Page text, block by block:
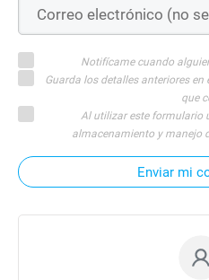
Notifícame cuando
Guarda los detalles anteriores
que
Al utilizar este formulario
almacenamiento y manejo
Enviar mi